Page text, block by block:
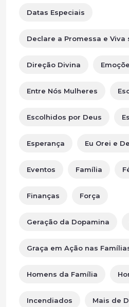
Datas Especiais
Declare a Promessa e Viva
Direção Divina
Entre Nós Mulheres
Escolhidos por Deus
Esperança Eu Orei e
Eventos Família
Finanças Força
Geração da Dopamina
Graça em Ação nas
Homens da Família
Incendiados Mais de